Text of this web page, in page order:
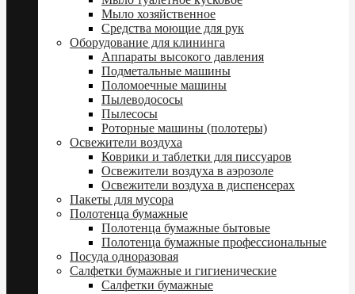
Мыло хозяйственное
Средства моющие для рук
Оборудование для клининга
Аппараты высокого давления
Подметальные машины
Поломоечные машины
Пылеводососы
Пылесосы
Роторные машины (полотеры)
Освежители воздуха
Коврики и таблетки для писсуаров
Освежители воздуха в аэрозоле
Освежители воздуха в диспенсерах
Пакеты для мусора
Полотенца бумажные
Полотенца бумажные бытовые
Полотенца бумажные профессиональные
Посуда одноразовая
Салфетки бумажные и гигиенические
Салфетки бумажные